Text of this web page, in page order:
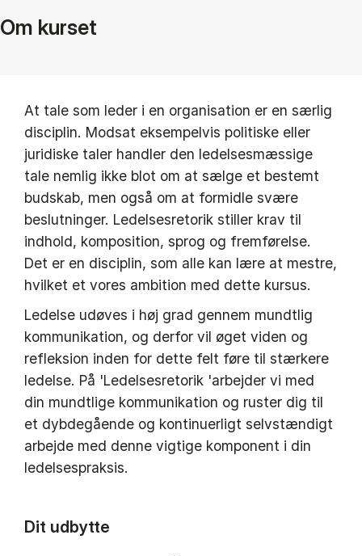
Om kurset
At tale som leder i en organisation er en særlig
disciplin. Modsat eksempelvis politiske eller
juridiske taler handler den ledelsesmæssige
tale nemlig ikke blot om at sælge et bestemt
budskab, men også om at formidle svære
beslutninger. Ledelsesretorik stiller krav til
indhold, komposition, sprog og fremførelse.
Det er en disciplin, som alle kan lære at mestre,
hvilket et vores ambition med dette kursus.
Ledelse udøves i høj grad gennem mundtlig
kommunikation, og derfor vil øget viden og
refleksion inden for dette felt føre til stærkere
ledelse. På 'Ledelsesretorik 'arbejder vi med
din mundtlige kommunikation og ruster dig til
et dybdegående og kontinuerligt selvstændigt
arbejde med denne vigtige komponent i din
ledelsespraksis.
Dit udbytte